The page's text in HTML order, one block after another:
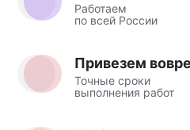
Работаем
по всей России
Привезем
Точные сроки
выполнения работ